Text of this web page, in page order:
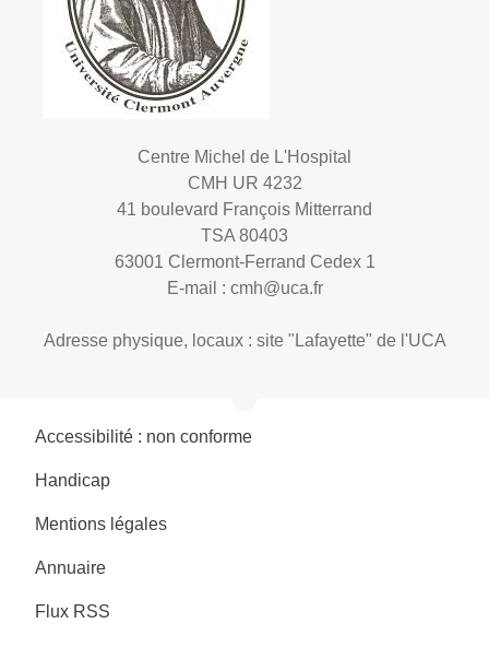
Centre Michel de L'Hospital
CMH UR 4232
41 boulevard François Mitterrand
TSA 80403
63001 Clermont-Ferrand Cedex 1
E-mail : cmh@uca.fr
Adresse physique, locaux : site "Lafayette" de l'UCA
Accessibilité : non conforme
Handicap
Mentions légales
Annuaire
Flux RSS